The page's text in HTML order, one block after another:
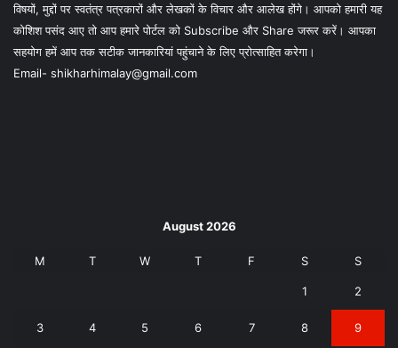
विषयों, मुद्दों पर स्वतंत्र पत्रकारों और लेखकों के विचार और आलेख होंगे। आपको हमारी यह
कोशिश पसंद आए तो आप हमारे पोर्टल को Subscribe और Share जरूर करें। आपका
सहयोग हमें आप तक सटीक जानकारियां पहुंचाने के लिए प्रोत्साहित करेगा।
Email- shikharhimalay@gmail.com
August 2026
M T W T F S S
1 2
3 4 5 6 7 8 9